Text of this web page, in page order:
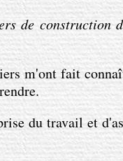
de construction
m'ont fait
du travail et